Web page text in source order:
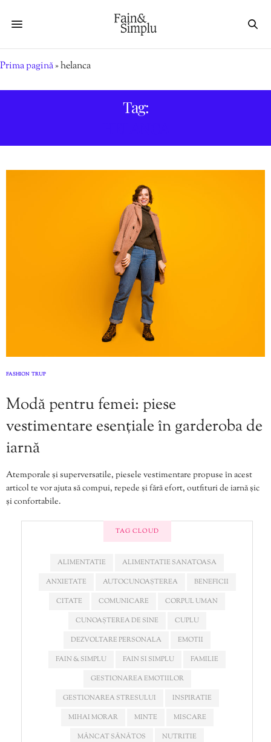
Prima pagină»helanca
Tag:
FASHION TRUP
Modă pentru femei: piese
vestimentare esențiale în garderoba de
iarnă
Atemporale și superversatile, piesele vestimentare propuse în acest
articol te vor ajuta să compui, repede și fără efort, outfituri de iarnă șic
și confortabile.
TAG CLOUD
ALIMENTATIE
ALIMENTATIE SANATOASA
ANXIETATE
AUTOCUNOAȘTEREA
BENEFICII
CITATE
COMUNICARE
CORPUL UMAN
CUNOAȘTEREA DE SINE
CUPLU
DEZVOLTARE PERSONALA
EMOTII
FAIN & SIMPLU
FAIN SI SIMPLU
FAMILIE
GESTIONAREA EMOTIILOR
GESTIONAREA STRESULUI
INSPIRATIE
MIHAI MORAR
MINTE
MISCARE
MÂNCAT SĂNĂTOS
NUTRITIE